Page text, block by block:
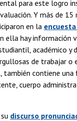
para este logro
Y más de 15
en la
ella hay información
académico y
de trabajar o
contiene
cuerpo
discurso